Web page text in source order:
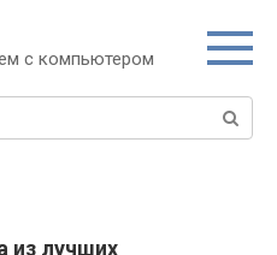
с компьютером
из лучших